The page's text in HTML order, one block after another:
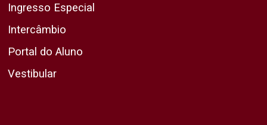
Ingresso Especial
Intercâmbio
Portal do Aluno
Vestibular